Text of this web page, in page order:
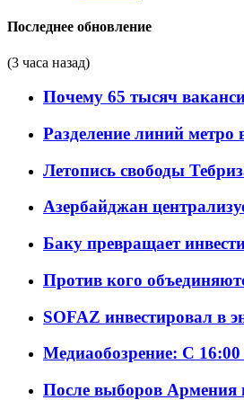
Последнее обновление
(3 часа назад)
Почему 65 тысяч
Разделение линий метро
Летопись свободы
Азербайджан
Баку превращает
Против кого
SOFAZ инвестировал в
Медиаобозрение: С 16:00
После выборов Армения